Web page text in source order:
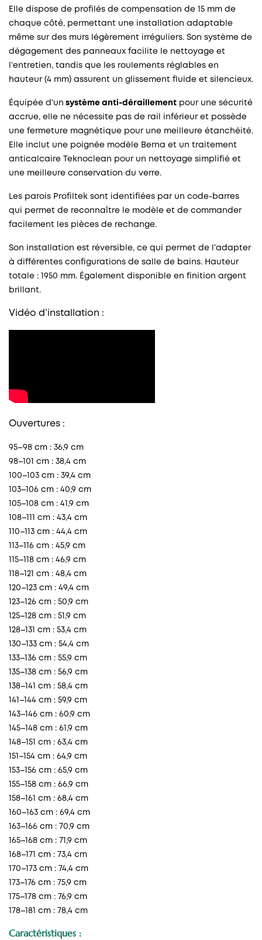
Elle dispose de profilés de compensation de 15 mm de
chaque côté, permettant une installation adaptable
même sur des murs légèrement irréguliers. Son système de
dégagement des panneaux facilite le nettoyage et
l’entretien, tandis que les roulements réglables en
hauteur (4 mm) assurent un glissement fluide et silencieux.
Équipée d’un système anti-déraillement pour une sécurité
accrue, elle ne nécessite pas de rail inférieur et possède
une fermeture magnétique pour une meilleure étanchéité.
Elle inclut une poignée modèle Berna et un traitement
anticalcaire Teknoclean pour un nettoyage simplifié et
une meilleure conservation du verre.
Les parois Profiltek sont identifiées par un code-barres
qui permet de reconnaître le modèle et de commander
facilement les pièces de rechange.
Son installation est réversible, ce qui permet de l’adapter
à différentes configurations de salle de bains. Hauteur
totale : 1950 mm. Également disponible en finition argent
brillant.
Vidéo d’installation :
Ouvertures :
95–98 cm : 36,9 cm
98–101 cm : 38,4 cm
100–103 cm : 39,4 cm
103–106 cm : 40,9 cm
105–108 cm : 41,9 cm
108–111 cm : 43,4 cm
110–113 cm : 44,4 cm
113–116 cm : 45,9 cm
115–118 cm : 46,9 cm
118–121 cm : 48,4 cm
120–123 cm : 49,4 cm
123–126 cm : 50,9 cm
125–128 cm : 51,9 cm
128–131 cm : 53,4 cm
130–133 cm : 54,4 cm
133–136 cm : 55,9 cm
135–138 cm : 56,9 cm
138–141 cm : 58,4 cm
141–144 cm : 59,9 cm
143–146 cm : 60,9 cm
145–148 cm : 61,9 cm
148–151 cm : 63,4 cm
151–154 cm : 64,9 cm
153–156 cm : 65,9 cm
155–158 cm : 66,9 cm
158–161 cm : 68,4 cm
160–163 cm : 69,4 cm
163–166 cm : 70,9 cm
165–168 cm : 71,9 cm
168–171 cm : 73,4 cm
170–173 cm : 74,4 cm
173–176 cm : 75,9 cm
175–178 cm : 76,9 cm
178–181 cm : 78,4 cm
Caractéristiques :